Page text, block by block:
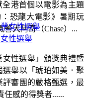
全港首個以電影為主題
恐龍大電影》暑期玩
犬阿奇（Chase）...
性選舉
女性選舉」頒獎典禮暨
舉以「琥珀如美．聚
審團的嚴格甄選，最
任感的得獎者......